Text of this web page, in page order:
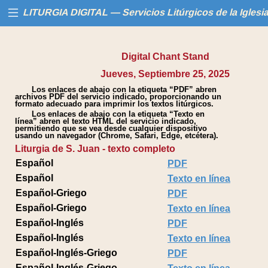
LITURGIA DIGITAL — Servicios Litúrgicos de la
Libros
Calendario
Ayuda
Digital Chant Stand
Jueves, Septiembre 25, 2025
Los enlaces de abajo con la etiqueta “PDF” abren
archivos PDF del servicio indicado, proporcionando un
formato adecuado para imprimir los textos litúrgicos.
Los enlaces de abajo con la etiqueta “Texto en
línea” abren el texto HTML del servicio indicado,
permitiendo que se vea desde cualquier dispositivo
usando un navegador (Chrome, Safari, Edge, etcétera).
Liturgia de S. Juan - texto completo
Español
PDF
Español
Texto en línea
Español-Griego
PDF
Español-Griego
Texto en línea
Español-Inglés
PDF
Español-Inglés
Texto en línea
Español-Inglés-Griego
PDF